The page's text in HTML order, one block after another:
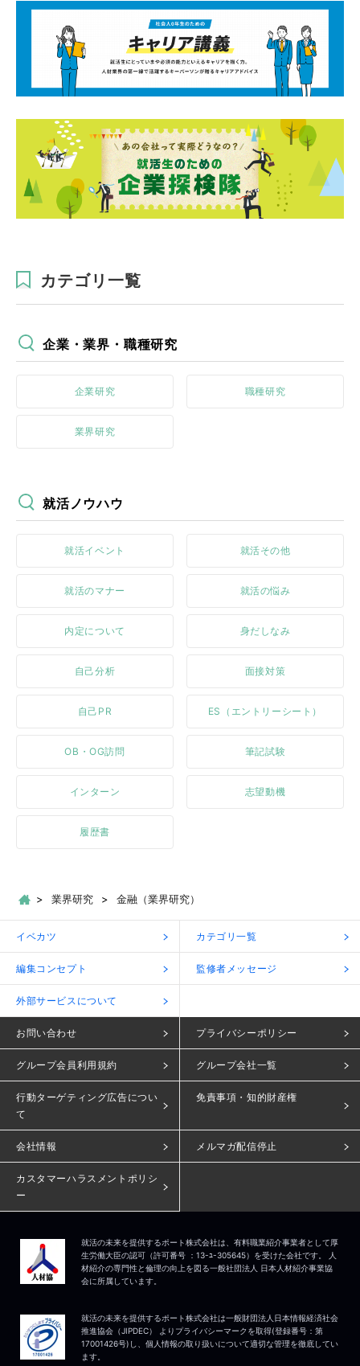
カテゴリ一覧
企業・業界・職種研究
企業研究 職種研究
業界研究
就活ノウハウ
就活イベント 就活その他
就活のマナー 就活の悩み
内定について 身だしなみ
自己分析 面接対策
自己PR ES（エントリーシート）
OB・OG訪問 筆記試験
インターン 志望動機
履歴書
業界研究 金融（業界研究）
イベカツ カテゴリ一覧
編集コンセプト 監修者メッセージ
外部サービスについて
お問い合わせ プライバシーポリシー
グループ会員利用規約 グループ会社一覧
行動ターゲティング広告につい
て
免責事項・知的財産権
会社情報 メルマガ配信停止
カスタマーハラスメントポリシ
ー